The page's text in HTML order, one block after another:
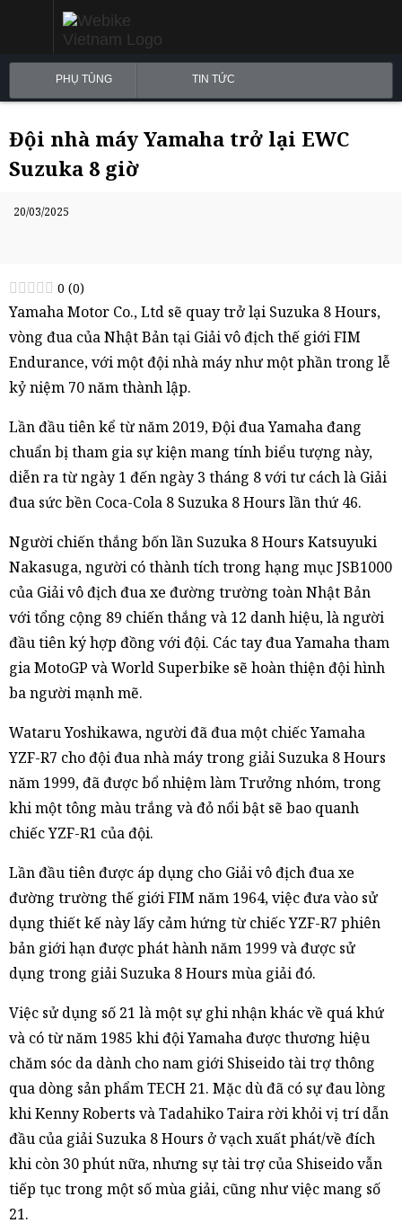
PHỤ TÙNG TIN TỨC
Đội nhà máy Yamaha trở lại EWC
Suzuka 8 giờ
20/03/2025
0 (0)
Yamaha Motor Co., Ltd sẽ quay trở lại Suzuka 8 Hours,
vòng đua của Nhật Bản tại Giải vô địch thế giới FIM
Endurance, với một đội nhà máy như một phần trong lễ
kỷ niệm 70 năm thành lập.
Lần đầu tiên kể từ năm 2019, Đội đua Yamaha đang
chuẩn bị tham gia sự kiện mang tính biểu tượng này,
diễn ra từ ngày 1 đến ngày 3 tháng 8 với tư cách là Giải
đua sức bền Coca-Cola 8 Suzuka 8 Hours lần thứ 46.
Người chiến thắng bốn lần Suzuka 8 Hours Katsuyuki
Nakasuga, người có thành tích trong hạng mục JSB1000
của Giải vô địch đua xe đường trường toàn Nhật Bản
với tổng cộng 89 chiến thắng và 12 danh hiệu, là người
đầu tiên ký hợp đồng với đội. Các tay đua Yamaha tham
gia MotoGP và World Superbike sẽ hoàn thiện đội hình
ba người mạnh mẽ.
Wataru Yoshikawa, người đã đua một chiếc Yamaha
YZF-R7 cho đội đua nhà máy trong giải Suzuka 8 Hours
năm 1999, đã được bổ nhiệm làm Trưởng nhóm, trong
khi một tông màu trắng và đỏ nổi bật sẽ bao quanh
chiếc YZF-R1 của đội.
Lần đầu tiên được áp dụng cho Giải vô địch đua xe
đường trường thế giới FIM năm 1964, việc đưa vào sử
dụng thiết kế này lấy cảm hứng từ chiếc YZF-R7 phiên
bản giới hạn được phát hành năm 1999 và được sử
dụng trong giải Suzuka 8 Hours mùa giải đó.
Việc sử dụng số 21 là một sự ghi nhận khác về quá khứ
và có từ năm 1985 khi đội Yamaha được thương hiệu
chăm sóc da dành cho nam giới Shiseido tài trợ thông
qua dòng sản phẩm TECH 21. Mặc dù đã có sự đau lòng
khi Kenny Roberts và Tadahiko Taira rời khỏi vị trí dẫn
đầu của giải Suzuka 8 Hours ở vạch xuất phát/về đích
khi còn 30 phút nữa, nhưng sự tài trợ của Shiseido vẫn
tiếp tục trong một số mùa giải, cũng như việc mang số
21.